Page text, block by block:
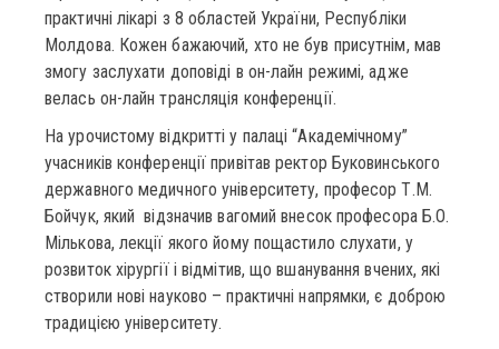
практичні лікарі з 8 областей України, Республіки
Молдова. Кожен бажаючий, хто не був присутнім, мав
змогу заслухати доповіді в он-лайн режимі, адже
велась он-лайн трансляція конференції.
На урочистому відкритті у палаці “Академічному”
учасників конференції привітав ректор Буковинського
державного медичного університету, професор Т.М.
Бойчук, який відзначив вагомий внесок професора Б.О.
Мількова, лекції якого йому пощастило слухати, у
розвиток хірургії і відмітив, що вшанування вчених, які
створили нові науково – практичні напрямки, є доброю
традицією університету.